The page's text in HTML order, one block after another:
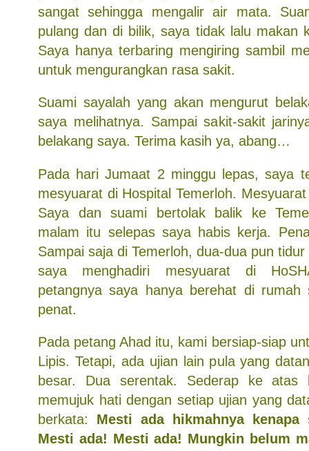
sangat sehingga mengalir air mata.
pulang dan di bilik, saya tidak lalu makan
Saya hanya terbaring mengiring sambil
untuk mengurangkan rasa sakit.
Suami sayalah yang akan mengurut
saya melihatnya. Sampai sakit-sakit
belakang saya. Terima kasih ya, abang…
Pada hari Jumaat 2 minggu lepas, saya
mesyuarat di Hospital Temerloh.
Saya dan suami bertolak balik ke
malam itu selepas saya habis kerja.
Sampai saja di Temerloh, dua-dua pun
saya menghadiri mesyuarat di
petangnya saya hanya berehat di rumah
penat.
Pada petang Ahad itu, kami bersiap-siap
Lipis. Tetapi, ada ujian lain pula yang
besar. Dua serentak. Sederap ke atas
memujuk hati dengan setiap ujian yang
berkata: Mesti ada hikmahnya
Mesti ada! Mesti ada! Mungkin belum